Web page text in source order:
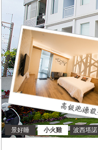
景好睡 小火雞 波西塔諾